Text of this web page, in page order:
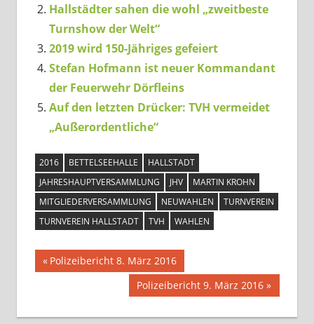
Hallstädter sahen die wohl „zweitbeste
Turnshow der Welt“
2019 wird 150-Jähriges gefeiert
Stefan Hofmann ist neuer Kommandant
der Feuerwehr Dörfleins
Auf den letzten Drücker: TVH vermeidet
„Außerordentliche“
2016 BETTELSEEHALLE
HALLSTADT
JAHRESHAUPTVERSAMMLUNG
JHV
MARTIN KROHN
MITGLIEDERVERSAMMLUNG
NEUWAHLEN
TURNVEREIN
TURNVEREIN HALLSTADT
TVH WAHLEN
Beitragsnavigation
Vorheriger
Beitrag:
Polizeibericht 8. März 2016
Nächster
Polizeibericht 9. März 2016